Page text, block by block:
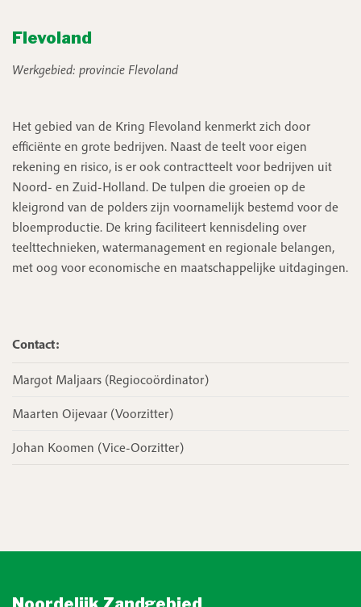
Flevoland
Werkgebied: provincie Flevoland
Het gebied van de Kring Flevoland kenmerkt zich door
efficiënte en grote bedrijven. Naast de teelt voor eigen
rekening en risico, is er ook contractteelt voor bedrijven uit
Noord- en Zuid-Holland. De tulpen die groeien op de
kleigrond van de polders zijn voornamelijk bestemd voor de
bloemproductie. De kring faciliteert kennisdeling over
teelttechnieken, watermanagement en regionale belangen,
met oog voor economische en maatschappelijke uitdagingen.
Contact:
Margot Maljaars (Regiocoördinator)
Maarten Oijevaar (Voorzitter)
Johan Koomen (Vice-Oorzitter)